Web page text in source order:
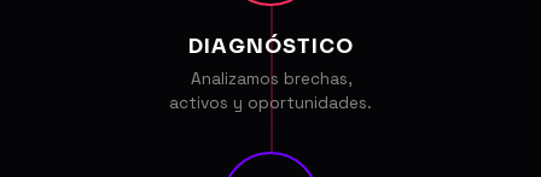
DIAGNÓSTICO
Analizamos brechas,
activos y oportunidades.